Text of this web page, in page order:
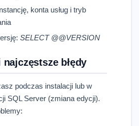
konta usług i tryb
SELECT @@VERSION
błędy
podczas instalacji lub w
SQL Server (zmiana edycji).